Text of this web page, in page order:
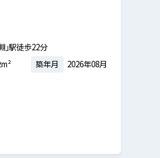
」駅徒歩22分
築年月 2026年08月